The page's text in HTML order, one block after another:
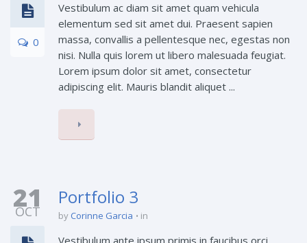
0
Vestibulum ac diam sit amet quam vehicula
elementum sed sit amet dui. Praesent sapien
massa, convallis a pellentesque nec, egestas non
nisi. Nulla quis lorem ut libero malesuada feugiat.
Lorem ipsum dolor sit amet, consectetur
adipiscing elit. Mauris blandit aliquet ...
21
OCT
Portfolio 3
by Corinne Garcia in